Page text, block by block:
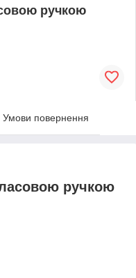
ручкою
Умови повернення
ручкою